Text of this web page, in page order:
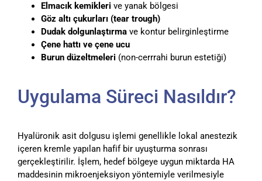
Elmacık kemikleri ve yanak bölgesi
Göz altı çukurları (tear trough)
Dudak dolgunlaştırma ve kontur belirginleştirme
Çene hattı ve çene ucu
Burun düzeltmeleri (non-cerrrahi burun estetiği)
Uygulama Süreci Nasıldır?
Hyalüronik asit dolgusu işlemi genellikle lokal anestezik
içeren kremle yapılan hafif bir uyuşturma sonrası
gerçekleştirilir. İşlem, hedef bölgeye uygun miktarda HA
maddesinin mikroenjeksiyon yöntemiyle verilmesiyle